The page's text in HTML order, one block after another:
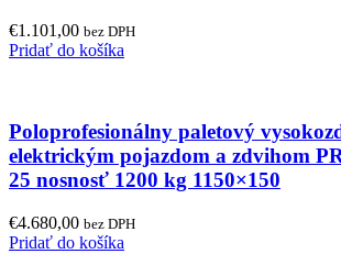
€1.101,00 bez DPH
Pridať do košíka
Poloprofesionálny paletový
elektrickým pojazdom a zdvihom
25 nosnosť 1200 kg 1150×150
€4.680,00 bez DPH
Pridať do košíka